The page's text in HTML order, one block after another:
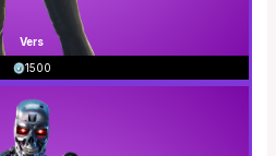
Vers
1500